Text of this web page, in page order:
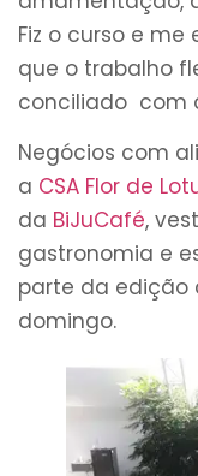
Fiz o curso e me
que o trabalho
conciliado com
Negócios com
a CSA Flor de
da BiJuCafé,
gastronomia e
parte da edição
domingo.